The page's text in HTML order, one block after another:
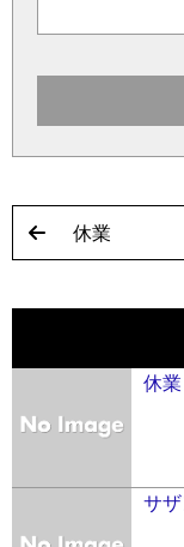
休業
休業
サ